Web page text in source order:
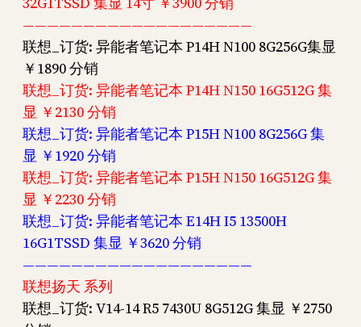
———————————————————
联想_订货: 异能者笔记本 P14H N100 8G256G集显
￥1890 分销
联想_订货: 异能者笔记本 P14H N150 16G512G 集
显 ￥2130 分销
联想_订货: 异能者笔记本 P15H N100 8G256G 集
显 ￥1920 分销
联想_订货: 异能者笔记本 P15H N150 16G512G 集
显 ￥2230 分销
联想_订货: 异能者笔记本 E14H I5 13500H
16G1TSSD 集显 ￥3620 分销
———————————————————
联想扬天 系列
联想_订货: V14-14 R5 7430U 8G512G 集显 ￥2750